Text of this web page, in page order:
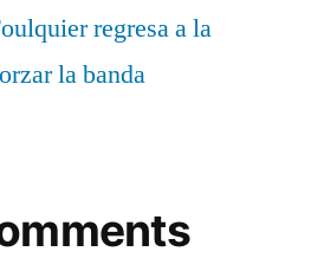
regresa a la
la banda